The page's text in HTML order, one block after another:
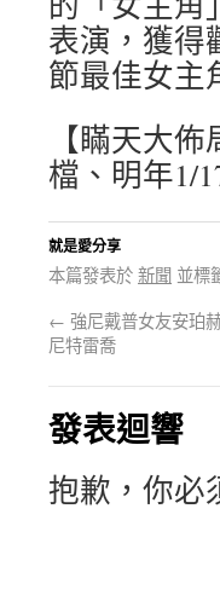
表演，獲得
節最佳女主
【瞞天大
檔、明年1/
就是愛分享
本篇發表於新聞 並標
← 強尼戴普女友安珀
尼特雷喬
發表迴響
抱歉，你必